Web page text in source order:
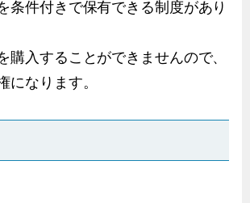
条件付きで保有できる制度があり
購入することができませんので、
になります。